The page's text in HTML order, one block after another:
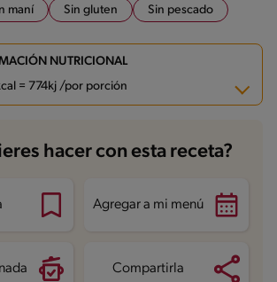
maní Sin gluten Sin pescado
NUTRICIONAL
= 774kj /por porción
30.3 g
185.4 kcal
saturadas 2.6 g
hacer con esta receta?
Agregar a mi menú
Compartirla